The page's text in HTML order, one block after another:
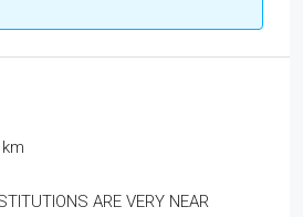
ARE VERY NEAR